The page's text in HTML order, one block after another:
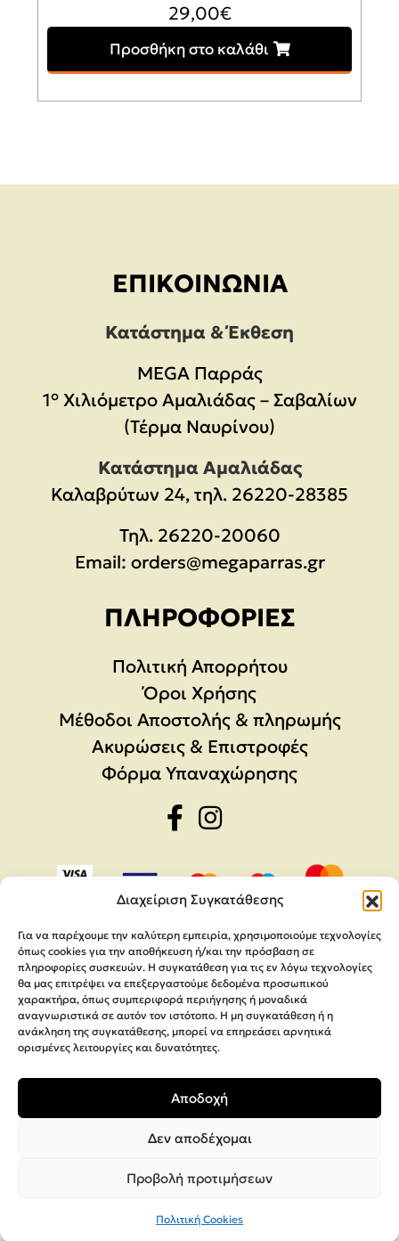
Διαχείριση Συγκατάθεσης
Για να παρέχουμε την καλύτερη εμπειρία, χρησιμοποιούμε τεχνολογίες
όπως cookies για την αποθήκευση ή/και την πρόσβαση σε
πληροφορίες συσκευών. Η συγκατάθεση για τις εν λόγω τεχνολογίες
θα μας επιτρέψει να επεξεργαστούμε δεδομένα προσωπικού
χαρακτήρα, όπως συμπεριφορά περιήγησης ή μοναδικά
αναγνωριστικά σε αυτόν τον ιστότοπο. Η μη συγκατάθεση ή η
ανάκληση της συγκατάθεσης, μπορεί να επηρεάσει αρνητικά
ορισμένες λειτουργίες και δυνατότητες.
Αποδοχή
Δεν αποδέχομαι
Προβολή προτιμήσεων
Πολιτική Cookies
29,00€
Προσθήκη στο καλάθι
ΕΠΙΚΟΙΝΩΝΊΑ
Κατάστημα & Έκθεση
MEGA Παρράς
1° Χιλιόμετρο Αμαλιάδας – Σαβαλίων
(Τέρμα Ναυρίνου)
Κατάστημα Αμαλιάδας
Καλαβρύτων 24, τηλ. 26220-28385
Τηλ. 26220-20060
Email: orders@megaparras.gr
ΠΛΗΡΟΦΟΡΊΕΣ
Πολιτική Απορρήτου
Όροι Χρήσης
Μέθοδοι Αποστολής & πληρωμής
Ακυρώσεις & Επιστροφές
Φόρμα Υπαναχώρησης
MEGA Parras
Interactive Net Solutions